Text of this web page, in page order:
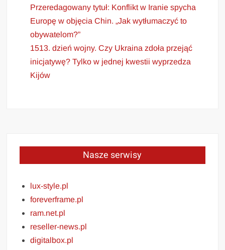
Przeredagowany tytuł: Konflikt w Iranie spycha
Europę w objęcia Chin. „Jak wytłumaczyć to
obywatelom?”
1513. dzień wojny. Czy Ukraina zdoła przejąć
inicjatywę? Tylko w jednej kwestii wyprzedza
Kijów
Nasze serwisy
lux-style.pl
foreverframe.pl
ram.net.pl
reseller-news.pl
digitalbox.pl